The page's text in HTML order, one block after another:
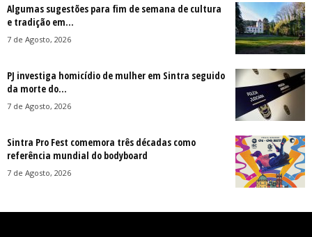
Algumas sugestões para fim de semana de cultura
e tradição em...
7 de Agosto, 2026
PJ investiga homicídio de mulher em Sintra seguido
da morte do...
7 de Agosto, 2026
Sintra Pro Fest comemora três décadas como
referência mundial do bodyboard
7 de Agosto, 2026